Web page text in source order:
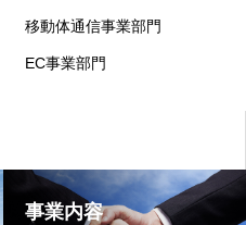
移動体通信事業部門
EC事業部門
事業内容